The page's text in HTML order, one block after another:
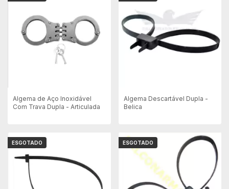
Algema de Aço Inoxidável
Com Trava Dupla - Articulada
Algema Descartável Dupla -
Belica
ESGOTADO ESGOTADO